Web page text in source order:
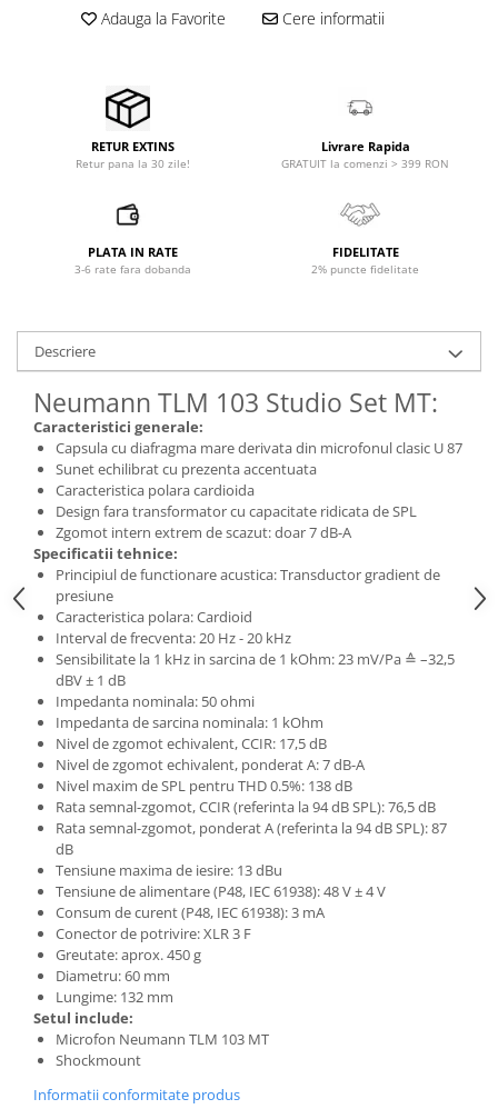
Stative de microfon
Accesorii de rack
Accesorii echipamente de studio
Clape MIDI
Controllere monitoare de studio
Convertoare AD/DA
Interfete audio
Microfoane de studio
Monitoare de studio
Pop filtre
Preamplificatoare
Protectii antifonice pentru urechi
Rack studio
Recordere de studio
Recordere portabile
Sintetizatoare
Standuri si stative de monitoare
Subwoofere de studio
Tratament acustic
Lumini si efecte
Accesorii pentru lumini
Bare Led
Cabluri de Alimentare
Case-uri de lumini
Comenzi si controllere
Ecrane LED
Efecte de lumini
Lasere
Masini de fum si ceata
Mixere DMX
Moving Head-uri
Par Led si Pinspot
Proiectoare
Scene şi Ring-uri de Dans
Adauga la Favorite Cere informatii
RETUR EXTINS
Retur pana la 30 zile!
Livrare Rapida
GRATUIT la comenzi > 399 RON
PLATA IN RATE
3-6 rate fara dobanda
FIDELITATE
2% puncte fidelitate
Descriere
Neumann TLM 103 Studio Set MT:
Caracteristici generale:
Capsula cu diafragma mare derivata din microfonul clasic U 87
Sunet echilibrat cu prezenta accentuata
Caracteristica polara cardioida
Design fara transformator cu capacitate ridicata de SPL
Zgomot intern extrem de scazut: doar 7 dB-A
Specificatii tehnice:
Principiul de functionare acustica: Transductor gradient de
presiune
Caracteristica polara: Cardioid
Interval de frecventa: 20 Hz - 20 kHz
Sensibilitate la 1 kHz in sarcina de 1 kOhm: 23 mV/Pa ≙ –32,5
dBV ± 1 dB
Impedanta nominala: 50 ohmi
Impedanta de sarcina nominala: 1 kOhm
Nivel de zgomot echivalent, CCIR: 17,5 dB
Nivel de zgomot echivalent, ponderat A: 7 dB-A
Nivel maxim de SPL pentru THD 0.5%: 138 dB
Rata semnal-zgomot, CCIR (referinta la 94 dB SPL): 76,5 dB
Rata semnal-zgomot, ponderat A (referinta la 94 dB SPL): 87
dB
Tensiune maxima de iesire: 13 dBu
Tensiune de alimentare (P48, IEC 61938): 48 V ± 4 V
Consum de curent (P48, IEC 61938): 3 mA
Conector de potrivire: XLR 3 F
Greutate: aprox. 450 g
Diametru: 60 mm
Lungime: 132 mm
Setul include:
Microfon Neumann TLM 103 MT
Shockmount
Informatii conformitate produs